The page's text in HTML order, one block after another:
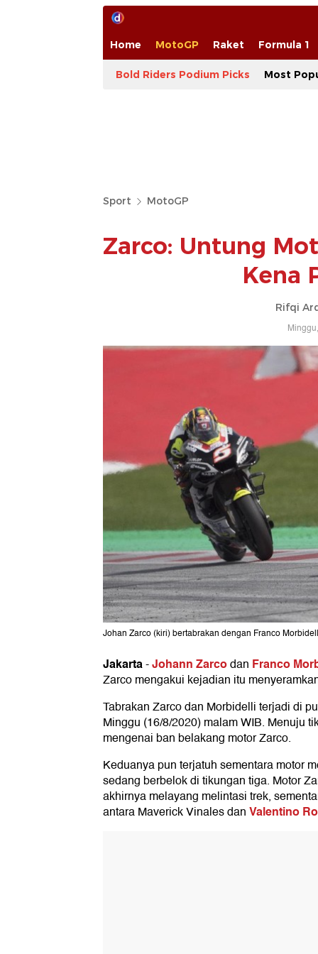
Home MotoGP Raket Formula 1
Bold Riders Podium Picks Most
Sport MotoGP
Zarco: Untung
Kena
Rifqi
Johan Zarco (kiri) bertabrakan dengan Franco
Jakarta-Johann Zarcodan Franco
Zarco mengakui kejadian itu
Tabrakan Zarco dan Morbidelli terjadi di
Minggu (16/8/2020) malam WIB. Menuju
mengenai ban belakang motor Zarco.
Keduanya pun terjatuh sementara motor
sedang berbelok di tikungan tiga. Motor
akhirnya melayang melintasi trek,
antara Maverick Vinales danValentino